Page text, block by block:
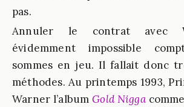
pas.
Annuler le contrat avec
évidemment impossible
sommes en jeu. Il fallait donc
méthodes. Au printemps 1993,
Warner l’albumGold Nigga